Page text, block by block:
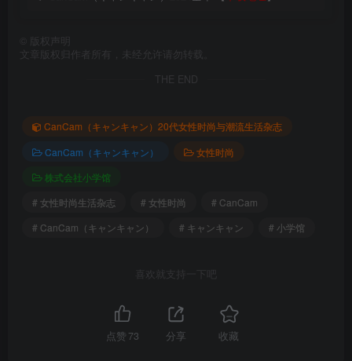
版权声明
文章版权归作者所有，未经允许请勿转载。
THE END
CanCam（キャンキャン）20代女性时尚与潮流生活杂志
CanCam（キャンキャン）
女性时尚
株式会社小学馆
# 女性时尚生活杂志
# 女性时尚
# CanCam
# CanCam（キャンキャン）
# キャンキャン # 小学馆
喜欢就支持一下吧
点赞 73 分享 收藏